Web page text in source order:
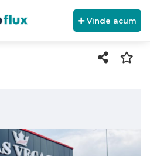
Vinde acum